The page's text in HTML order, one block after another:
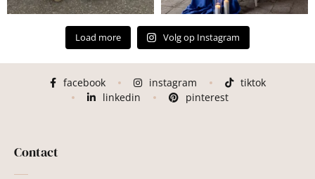
Load more Volg op Instagram
facebook instagram
tiktok
linkedin
pinterest
Contact